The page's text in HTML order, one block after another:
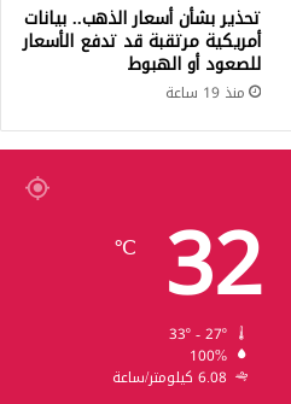
تحذير بشأن أسعار الذهب.. بيانات
أمريكية مرتقبة قد تدفع الأسعار
للصعود أو الهبوط
منذ 19 ساعة
32
℃
100%
6.08 كيلومتر/ساعة